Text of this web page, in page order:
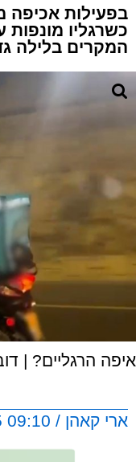
בפעילות
כשרגליו מונפות
המקרים בלילה
איפה הרגליים? |
ארי קאהן / 09:10 21.11.25